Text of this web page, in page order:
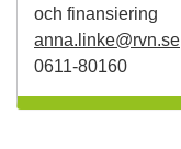
och finansiering
anna.linke@rvn.se
0611-80160